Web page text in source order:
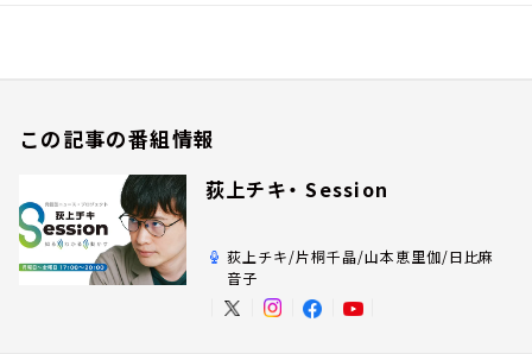
この記事の番組情報
荻上チキ・ Session
荻上チキ/片桐千晶/山本恵里伽/日比麻
音子